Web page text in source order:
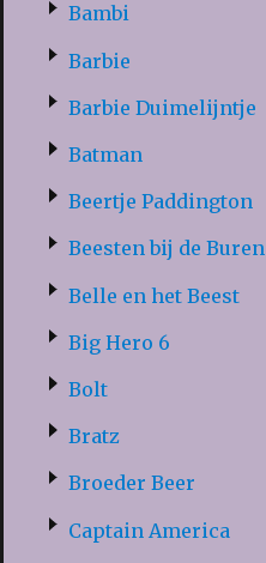
Bambi
Barbie
Barbie Duimelijntje
Batman
Beertje Paddington
Beesten bij de Buren
Belle en het Beest
Big Hero 6
Bolt
Bratz
Broeder Beer
Captain America